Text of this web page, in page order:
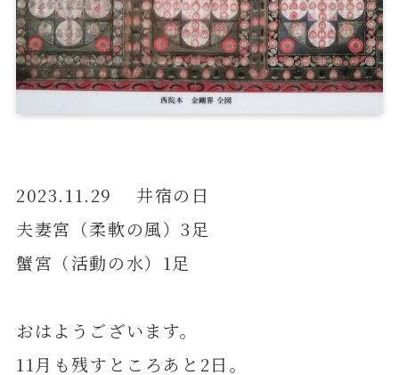
2023.11.29 井宿の日
夫妻宮（柔軟の風）3足
蟹宮（活動の水）1足
おはようございます。
11月も残すところあと2日。